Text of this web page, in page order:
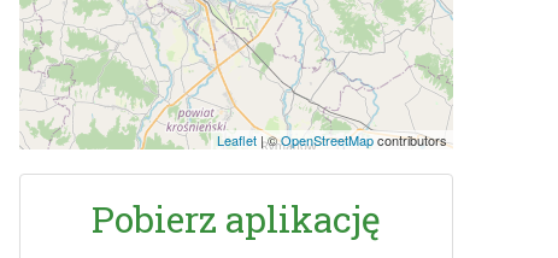
Leaflet |©OpenStreetMapcontributors
Pobierz aplikację